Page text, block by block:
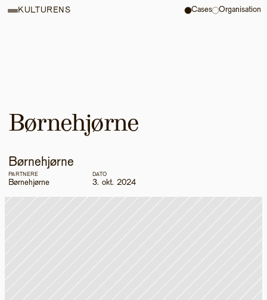
Børnehjørne
Børnehjørne
PARTNERE
Børnehjørne
DATO
3. okt. 2024
KULTURENS Cases Organisation